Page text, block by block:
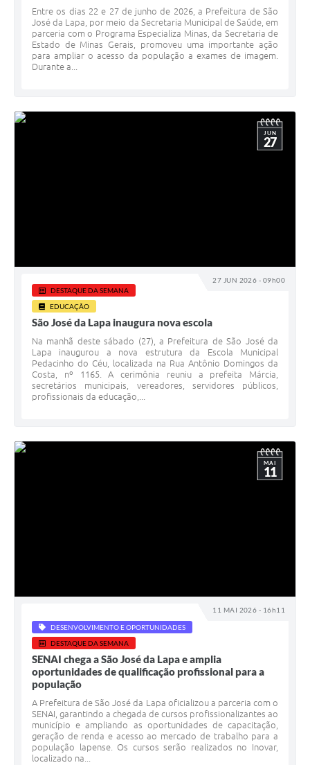
Entre os dias 22 e 27 de junho de 2026, a Prefeitura de São
José da Lapa, por meio da Secretaria Municipal de Saúde, em
parceria com o Programa Especializa Minas, da Secretaria de
Estado de Minas Gerais, promoveu uma importante ação
para ampliar o acesso da população a exames de imagem.
Durante a...
27 JUN 2026 - 09h00
JUN
27
DESTAQUE DA SEMANA
EDUCAÇÃO
São José da Lapa inaugura nova escola
Na manhã deste sábado (27), a Prefeitura de São José da
Lapa inaugurou a nova estrutura da Escola Municipal
Pedacinho do Céu, localizada na Rua Antônio Domingos da
Costa, nº 1165. A cerimônia reuniu a prefeita Márcia,
secretários municipais, vereadores, servidores públicos,
profissionais da educação,...
11 MAI 2026 - 16h11
MAI
11
DESENVOLVIMENTO E OPORTUNIDADES
DESTAQUE DA SEMANA
SENAI chega a São José da Lapa e amplia
oportunidades de qualificação profissional para a
população
A Prefeitura de São José da Lapa oficializou a parceria com o
SENAI, garantindo a chegada de cursos profissionalizantes ao
município e ampliando as oportunidades de capacitação,
geração de renda e acesso ao mercado de trabalho para a
população lapense. Os cursos serão realizados no Inovar,
localizado na...